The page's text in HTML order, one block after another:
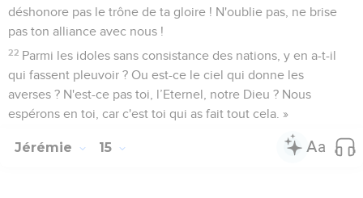
déshonore pas le trône de ta gloire ! N'oublie pas, ne brise
pas ton alliance avec nous !
22 Parmi les idoles sans consistance des nations, y en a-t-il
qui fassent pleuvoir ? Ou est-ce le ciel qui donne les
averses ? N'est-ce pas toi, l’Eternel, notre Dieu ? Nous
espérons en toi, car c'est toi qui as fait tout cela. »
Jérémie 15